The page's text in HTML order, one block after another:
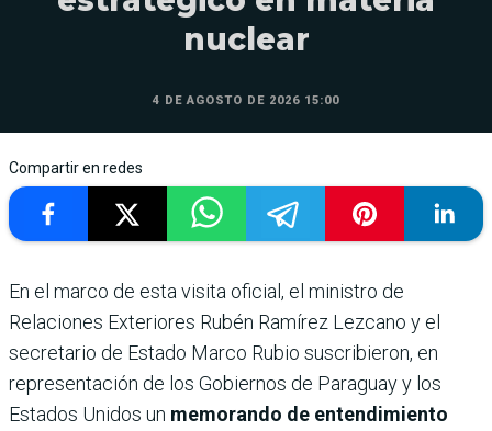
nuclear
4 DE AGOSTO DE 2026 15:00
Compartir en redes
En el marco de esta visita oficial, el ministro de
Relaciones Exteriores Rubén Ramírez Lezcano y el
secretario de Estado Marco Rubio suscribieron, en
representación de los Gobiernos de Paraguay y los
Estados Unidos un memorando de entendimiento